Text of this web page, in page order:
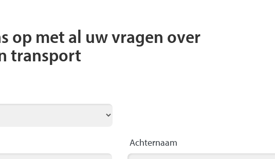
op met al uw vragen over
transport
Achternaam